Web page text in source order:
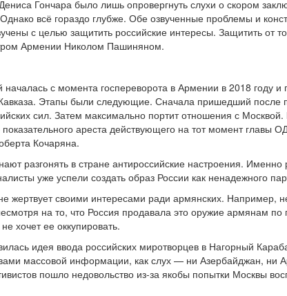
Гончара было лишь опровергнуть слухи о скором
всё гораздо глубже. Обе озвученные проблемы и
с целью защитить российские интересы. Защитить от
Армении Николом Пашиняном.
началась с момента госпереворота в Армении в 2018 году
Этапы были следующие. Сначала пришедший после
сил. Затем максимально портит отношения с
ареста действующего на тот момент главы
Кочаряна.
разгонять в стране антироссийские настроения. Именно
уже успели создать образ России как ненадежного
жертвует своими интересами ради армянских. Например,
на то, что Россия продавала это оружие армянам по
хочет ее оккупировать.
идея ввода российских миротворцев в Нагорный
массовой информации, как слух — ни Азербайджан, ни
пошло недовольство из-за якобы попытки Москвы